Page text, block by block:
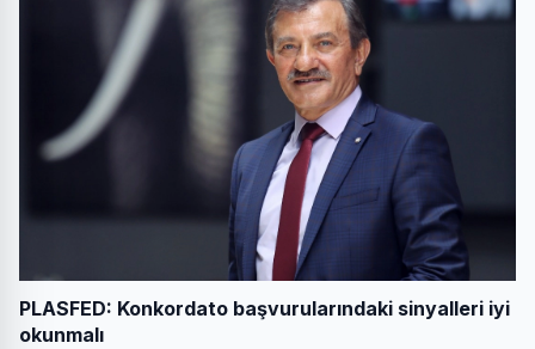
PLASFED: Konkordato başvurularındaki sinyalleri iyi
okunmalı